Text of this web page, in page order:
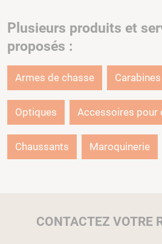
Plusieurs produits et
proposés :
Armes de chasse Carabines
Optiques Accessoires pour
Chaussants Maroquinerie
CONTACTEZ VOTRE